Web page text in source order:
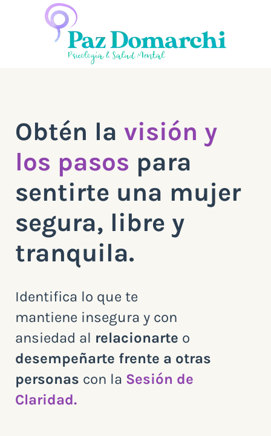
Obtén la visión y
los pasos para
sentirte una mujer
segura, libre y
tranquila.
Identifica lo que te
mantiene insegura y con
ansiedad al relacionarte o
desempeñarte frente a otras
personas con la Sesión de
Claridad.